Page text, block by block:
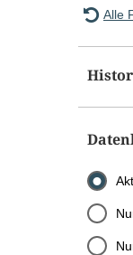
Alle